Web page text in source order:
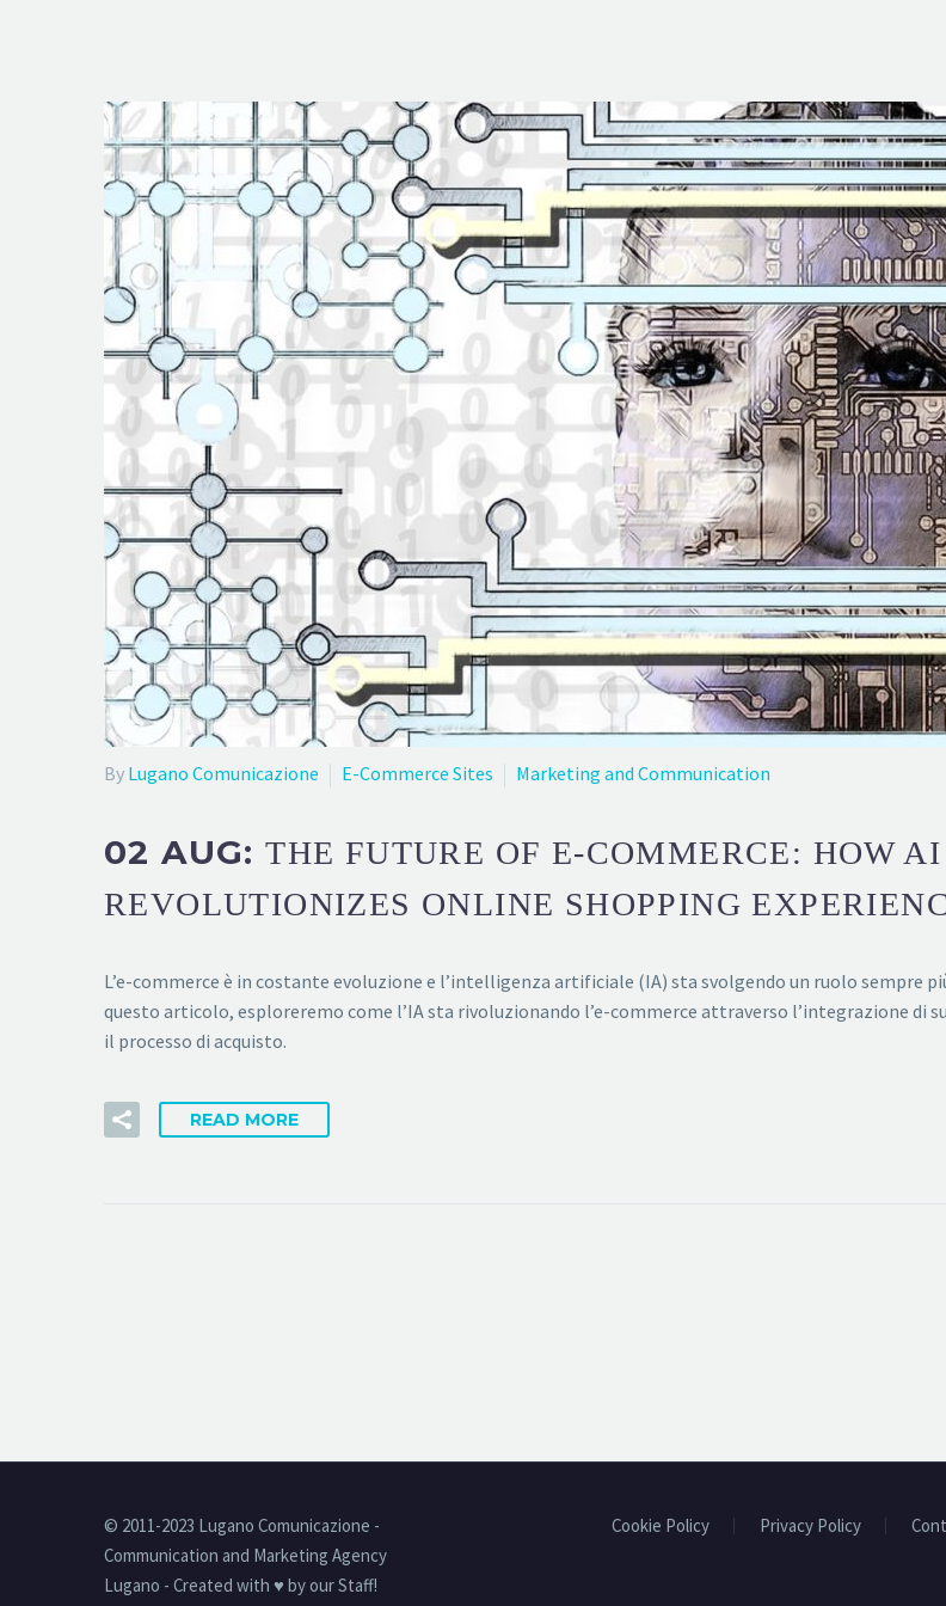
By Lugano Comunicazione E-Commerce Sites Marketing and Communication
02 AUG:THE FUTURE OF E-COMMERCE: HOW
REVOLUTIONIZES ONLINE SHOPPING
L’e-commerce è in costante evoluzione e l’intelligenza artificiale (IA) sta svolgendo un ruolo sempre
questo articolo, esploreremo come l’IA sta rivoluzionando l’e-commerce attraverso l’integrazione
il processo di acquisto.
READ MORE
Cookie Policy Privacy Policy
© 2011-2023 Lugano Comunicazione -
Communication and Marketing Agency
Lugano - Created with ♥ by our Staff!